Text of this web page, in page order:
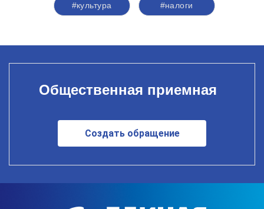
#культура #налоги
Общественная приемная
Создать обращение